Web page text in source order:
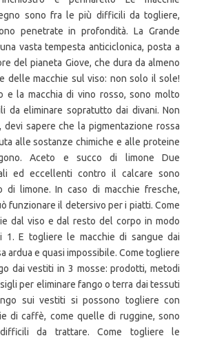
sono fra le più difficili da togliere,
penetrate in profondità. La Grande
vasta tempesta anticiclonica, posta a
del pianeta Giove, che dura da almeno
delle macchie sul viso: non solo il sole!
e la macchia di vino rosso, sono molto
da eliminare sopratutto dai divani. Non
devi sapere che la pigmentazione rossa
alle sostanze chimiche e alle proteine
Aceto e succo di limone Due
ed eccellenti contro il calcare sono
di limone. In caso di macchie fresche,
funzionare il detersivo per i piatti. Come
dal viso e dal resto del corpo in modo
1. E togliere le macchie di sangue dai
ardua e quasi impossibile. Come togliere
dai vestiti in 3 mosse: prodotti, metodi
per eliminare fango o terra dai tessuti
sui vestiti si possono togliere con
di caffè, come quelle di ruggine, sono
difficili da trattare. Come togliere le